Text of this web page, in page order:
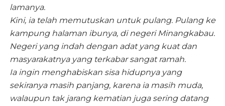
lamanya.
Kini, ia telah memutuskan untuk pulang. Pulang ke
kampung halaman ibunya, di negeri Minangkabau.
Negeri yang indah dengan adat yang kuat dan
masyarakatnya yang terkabar sangat ramah.
Ia ingin menghabiskan sisa hidupnya yang
sekiranya masih panjang, karena ia masih muda,
walaupun tak jarang kematian juga sering datang